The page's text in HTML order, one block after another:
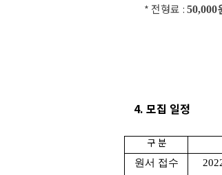
* 전형료 : 50,000
4. 모집 일정
구 분
원서 접수